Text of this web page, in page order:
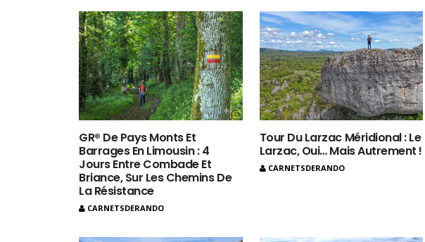
GR® De Pays Monts Et
Barrages En Limousin : 4
Jours Entre Combade Et
Briance, Sur Les Chemins De
La Résistance
CARNETSDERANDO
Tour Du Larzac Méridional : Le
Larzac, Oui… Mais Autrement !
CARNETSDERANDO